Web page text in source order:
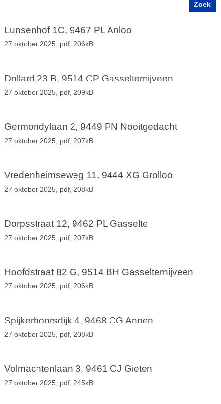
Lunsenhof 1C, 9467 PL Anloo
27 oktober 2025, pdf, 206kB
Dollard 23 B, 9514 CP Gasselternijveen
27 oktober 2025, pdf, 209kB
Germondylaan 2, 9449 PN Nooitgedacht
27 oktober 2025, pdf, 207kB
Vredenheimseweg 11, 9444 XG Grolloo
27 oktober 2025, pdf, 208kB
Dorpsstraat 12, 9462 PL Gasselte
27 oktober 2025, pdf, 207kB
Hoofdstraat 82 G, 9514 BH Gasselternijveen
27 oktober 2025, pdf, 206kB
Spijkerboorsdijk 4, 9468 CG Annen
27 oktober 2025, pdf, 208kB
Volmachtenlaan 3, 9461 CJ Gieten
27 oktober 2025, pdf, 245kB